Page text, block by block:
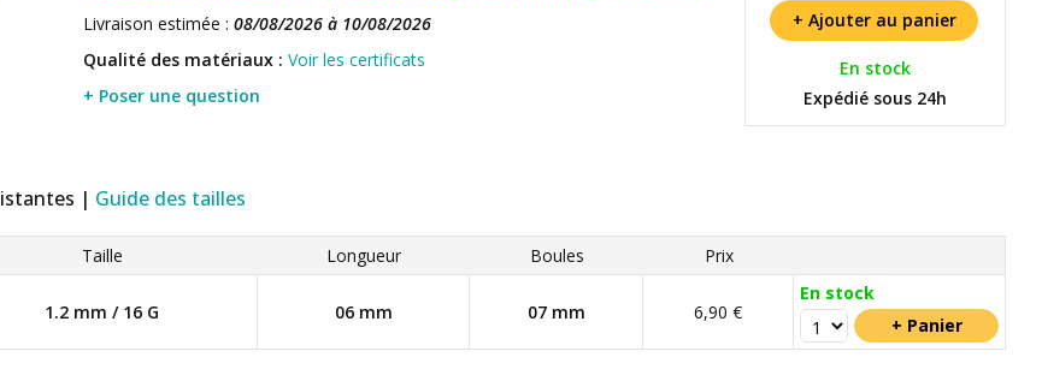
En stock
Expédié sous 24h
Livraison estimée : 08/08/2026 à 10/08/2026
Qualité des matériaux : Voir les certificats
+ Poser une question
| Guide des tailles
Taille Longueur Boules Prix
1.2 mm / 16 G 06 mm 07 mm 6,90 €
En stock